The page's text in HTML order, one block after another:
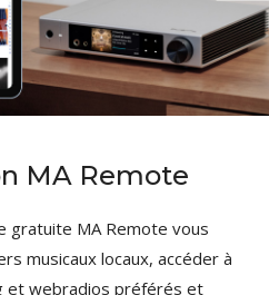
MA Remote
gratuite MA Remote vous
musicaux locaux, accéder à
et webradios préférés et